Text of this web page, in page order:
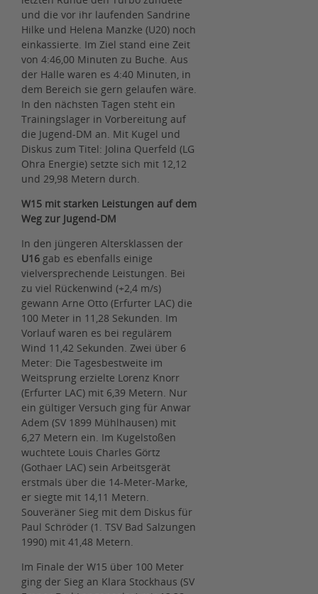
und die vor ihr laufenden Sandrine
Hilke und Helena Manzke (U20) noch
einkassierte. Im Ziel stand eine Zeit
von 4:46,00 Minuten zu Buche. Aus
der Halle waren es 4:40 Minuten, in
dem Bereich sie gern gelaufen wäre.
In den nächsten Tagen steht ein
Trainingslager in Vorbereitung auf
die Jugend-DM an. Mit Kugel und
Diskus zum Titel: Jolina Querfeld (LG
Ohra Energie) setzte sich mit 12,12
und 29,98 Metern durch.
W15 mit starken Leistungen auf dem
Weg zur Jugend-DM
In den jüngeren Altersklassen der
U16 gab es ebenfalls einige
vielversprechende Leistungen. Bei
zu viel Rückenwind (+2,4 m/s)
gewann Arne Otto (Erfurter LAC) die
100 Meter in 11,28 Sekunden. Im
Vorlauf waren es bei regulärem
Wind 11,42 Sekunden. Zwei über 6
Meter: Die Tagesbestweite im
Weitsprung erzielte Lorenz Knorr
(Erfurter LAC) mit 6,39 Metern. Nur
ein gültiger Versuch ging für Anwar
Adem (SV 1899 Mühlhausen) mit
6,27 Metern ein. Im Kugelstoßen
wuchtete Louis Charles Görtz
(Gothaer LAC) sein Arbeitsgerät
erstmals über die 14-Meter-Marke,
er siegte mit 14,11 Metern.
Souveräner Sieg mit dem Diskus für
Paul Schröder (1. TSV Bad Salzungen
1990) mit 41,48 Metern.
Im Finale der W15 über 100 Meter
ging der Sieg an Klara Stockhaus (SV